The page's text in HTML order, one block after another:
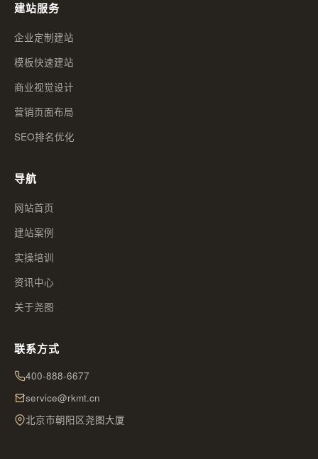
建站服务
企业定制建站
模板快速建站
商业视觉设计
营销页面布局
SEO排名优化
导航
网站首页
建站案例
实操培训
资讯中心
关于尧图
联系方式
400-888-6677
service@rkmt.cn
北京市朝阳区尧图大厦